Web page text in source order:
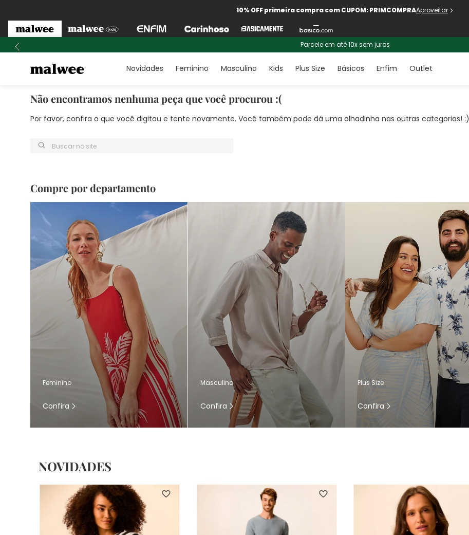
10% OFF primeira compra com CUPOM: PRIMCOMPRAAproveitar
Parcele em até 10x sem juros
Novidades Feminino Masculino Kids Plus Size Básicos Enfim Outlet
Não encontramos nenhuma peça que você procurou :(
Por favor, confira o que você digitou e tente novamente. Você também pode dá uma olhadinha nas outras categorias! :)
Buscar no site
Compre por departamento
Feminino
Confira
Masculino
Confira
Plus Size
Confira
NOVIDADES